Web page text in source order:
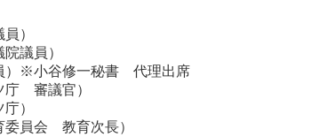
）
議員）
）※小谷修一秘書 代理出席
庁 審議官）
）
委員会 教育次長）